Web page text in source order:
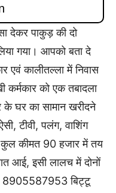
देकर पाकुड़ की दो
गया। आपको बता दे
एवं कालीतल्ला में निवास
कर्मकार को एक तबादला
के घर का सामान खरीदने
टीवी, पलंग, वाशिंग
कुल कीमत 90 हजार में तय
आई, इसी लालच में दोनों
8905587953 बिट्टू